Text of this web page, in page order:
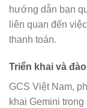
hướng dẫn bạn
liên quan đến
thanh toán.
Triển khai và
GCS Việt Nam,
khai Gemini